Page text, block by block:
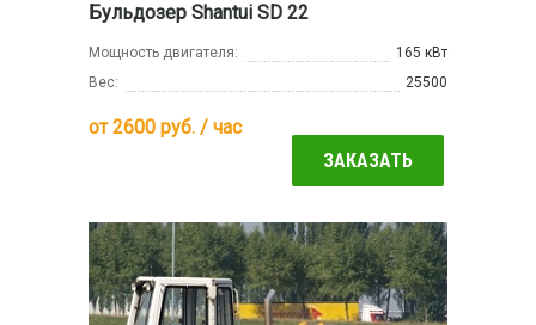
Бульдозер Shantui SD 22
Мощность двигателя:
165 кВт
Вес:
25500
от2600 руб. / час
ЗАКАЗАТЬ